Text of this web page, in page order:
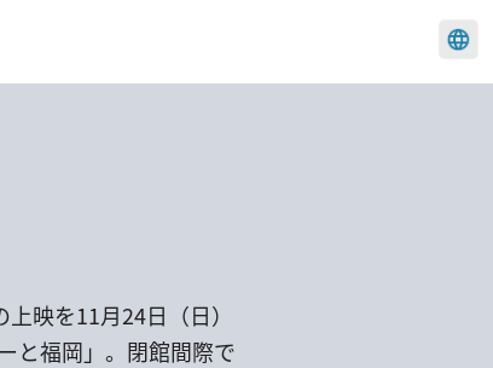
映を11月24日（日）
と福岡」。閉館間際で